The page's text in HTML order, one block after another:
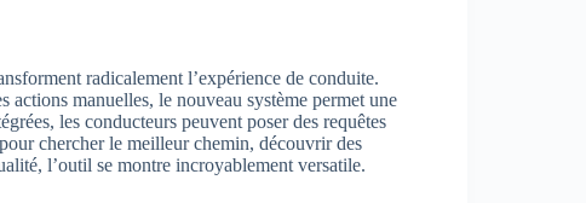
radicalement l’expérience de conduite.
manuelles, le nouveau système permet une
les conducteurs peuvent poser des requêtes
chercher le meilleur chemin, découvrir des
l’outil se montre incroyablement versatile.